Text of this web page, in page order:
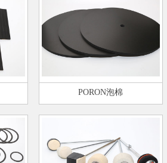
PORON泡棉